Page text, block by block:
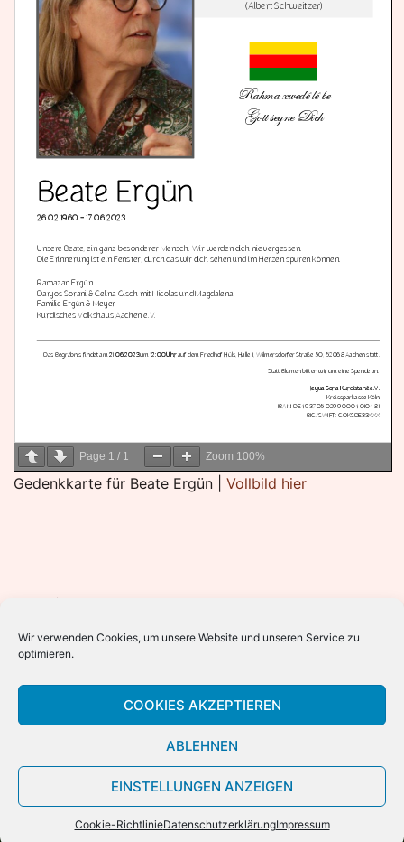
Wir verwenden Cookies, um unsere Website und unseren Service zu
optimieren.
COOKIES AKZEPTIEREN
ABLEHNEN
EINSTELLUNGEN ANZEIGEN
Cookie-RichtlinieDatenschutzerklärungImpressum
Page 1 / 1 Zoom 100%
Gedenkkarte für Beate Ergün | Vollbild hier
Archiv
2023
2020
@Copyright 1994-2020 Kurdisches Volkshaus Aachen
e.V.|Datenschutz|Haftungsausschluss|Cookie
Richtlinie|Impressum|Kontakt